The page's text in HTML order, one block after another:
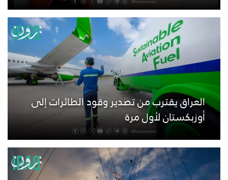
العراق يقترب من تصدير وقود الطائرات إلى
أوزبكستان لأول مرة